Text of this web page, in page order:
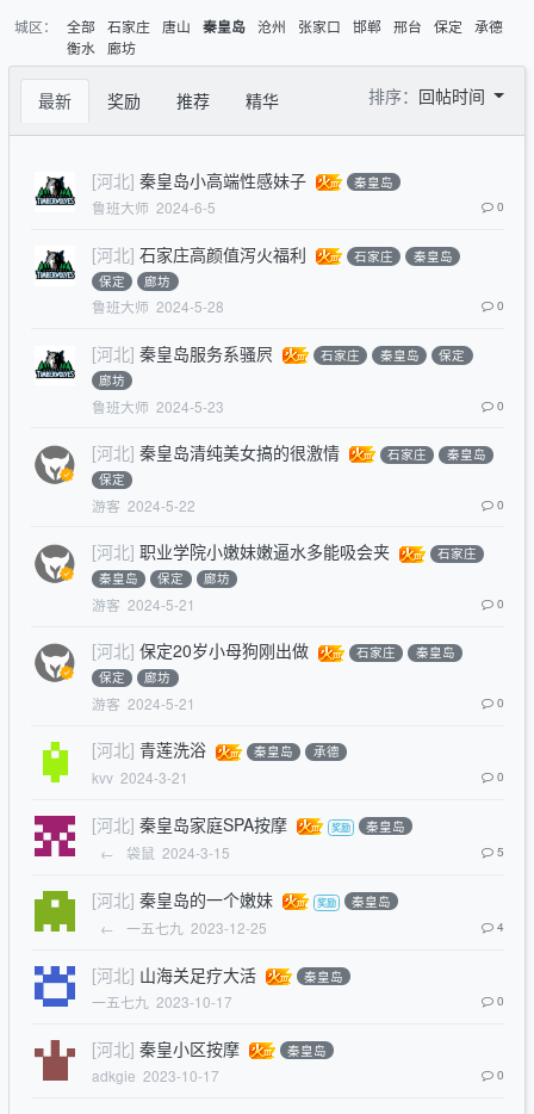
城区： 全部 石家庄 唐山 秦皇岛 沧州 张家口 邯郸 邢台 保定
承德
衡水
廊坊
最新 奖励 推荐 精华 排序： 回帖时间
[河北] 秦皇岛小高端性感妹子 秦皇岛
鲁班大师 2024-6-5 0
[河北] 石家庄高颜值泻火福利 石家庄
秦皇岛
保定
廊坊
鲁班大师 2024-5-28 0
[河北] 秦皇岛服务系骚屄 石家庄 秦皇岛
保定
廊坊
鲁班大师 2024-5-23 0
[河北] 秦皇岛清纯美女搞的很激情 石家庄
秦皇岛
保定
游客 2024-5-22 0
[河北] 职业学院小嫩妹嫩逼水多能吸会夹
石家庄
秦皇岛
保定 廊坊
游客 2024-5-21 0
[河北] 保定20岁小母狗刚出做 石家庄
秦皇岛
保定
廊坊
游客 2024-5-21 0
[河北] 青莲洗浴 秦皇岛 承德
kvv 2024-3-21 0
[河北] 秦皇岛家庭SPA按摩 秦皇岛
← 袋鼠 2024-3-15 5
[河北] 秦皇岛的一个嫩妹 秦皇岛
← 一五七九 2023-12-25 4
[河北] 山海关足疗大活 秦皇岛
一五七九 2023-10-17 0
[河北] 秦皇小区按摩 秦皇岛
adkgie 2023-10-17 0